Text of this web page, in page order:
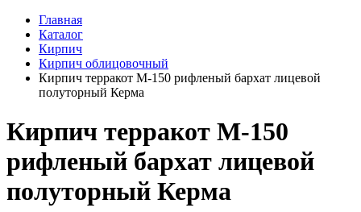
Главная
Каталог
Кирпич
Кирпич облицовочный
Кирпич терракот М-150 рифленый бархат лицевой
полуторный Керма
Кирпич терракот М-150
рифленый бархат лицевой
полуторный Керма